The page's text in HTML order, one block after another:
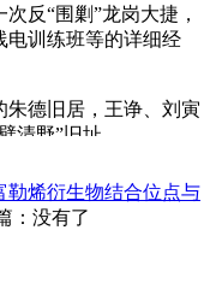
反“围剿”龙岗大捷，
电训练班等的详细经
德旧居，王诤、刘寅
清野”旧址。
勒烯衍生物结合位点与
：没有了